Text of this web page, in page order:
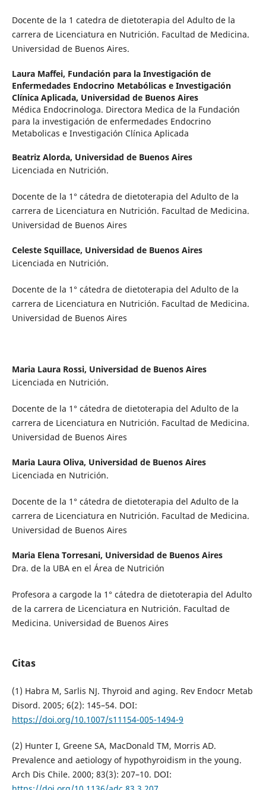
Docente de la 1 catedra de dietoterapia del Adulto de la
carrera de Licenciatura en Nutrición. Facultad de Medicina.
Universidad de Buenos Aires.
Laura Maffei, Fundación para la Investigación de
Enfermedades Endocrino Metabólicas e Investigación
Clínica Aplicada, Universidad de Buenos Aires
Médica Endocrinologa. Directora Medica de la Fundación
para la investigación de enfermedades Endocrino
Metabolicas e Investigación Clínica Aplicada
Beatriz Alorda, Universidad de Buenos Aires
Licenciada en Nutrición.
Docente de la 1° cátedra de dietoterapia del Adulto de la
carrera de Licenciatura en Nutrición. Facultad de Medicina.
Universidad de Buenos Aires
Celeste Squillace, Universidad de Buenos Aires
Licenciada en Nutrición.
Docente de la 1° cátedra de dietoterapia del Adulto de la
carrera de Licenciatura en Nutrición. Facultad de Medicina.
Universidad de Buenos Aires
Maria Laura Rossi, Universidad de Buenos Aires
Licenciada en Nutrición.
Docente de la 1° cátedra de dietoterapia del Adulto de la
carrera de Licenciatura en Nutrición. Facultad de Medicina.
Universidad de Buenos Aires
Maria Laura Oliva, Universidad de Buenos Aires
Licenciada en Nutrición.
Docente de la 1° cátedra de dietoterapia del Adulto de la
carrera de Licenciatura en Nutrición. Facultad de Medicina.
Universidad de Buenos Aires
Maria Elena Torresani, Universidad de Buenos Aires
Dra. de la UBA en el Área de Nutrición
Profesora a cargode la 1° cátedra de dietoterapia del Adulto
de la carrera de Licenciatura en Nutrición. Facultad de
Medicina. Universidad de Buenos Aires
Citas
(1) Habra M, Sarlis NJ. Thyroid and aging. Rev Endocr Metab
Disord. 2005; 6(2): 145–54. DOI:
https://doi.org/10.1007/s11154-005-1494-9
(2) Hunter I, Greene SA, MacDonald TM, Morris AD.
Prevalence and aetiology of hypothyroidism in the young.
Arch Dis Chile. 2000; 83(3): 207–10. DOI: